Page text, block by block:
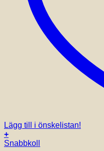
Lägg till i önskelistan!
+
Snabbkoll